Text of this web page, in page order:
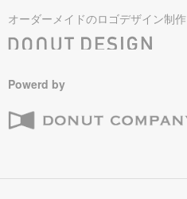
オーダーメイドのロゴデザイン制作
Powerd by